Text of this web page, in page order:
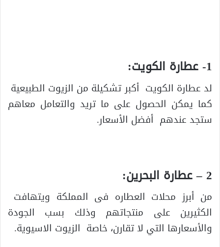
1- عطارة الكويت:
لد عطارة الكويت أكبر تشكيلة من الزيوت الطبيعية
كما يمكن الحصول على ما تريد والتعامل معاهم
ستجد عندهم أفضل الأسعار.
2 – عطارة البحرين:
من أبرز محلات العطاره فى المملكة ويتهافت
الكثيرين على منتجاتهم وذلك بسب الجودة
والأسعارها التي لا تقارن، خاصة الزيوت الاسيوية.